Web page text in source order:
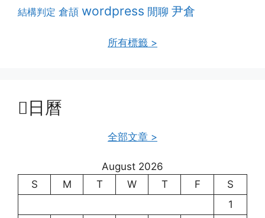
結構判定 倉頡 wordpress 閒聊 尹倉
所有標籤 >
日曆
全部文章 >
August 2026
S
M T W T F
S
1